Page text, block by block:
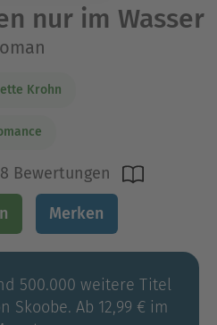
nur im Wasser
Krohn
Bewertungen
Merken
500.000 weitere Titel
Skoobe. Ab 12,99 € im